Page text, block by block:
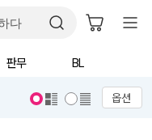
판무 BL
옵션